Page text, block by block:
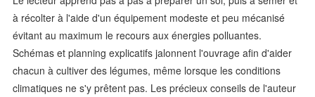
à récolter à l'aide d'un équipement modeste et peu mécanisé
évitant au maximum le recours aux énergies polluantes.
Schémas et planning explicatifs jalonnent l'ouvrage afin d'aider
chacun à cultiver des légumes, même lorsque les conditions
climatiques ne s'y prêtent pas. Les précieux conseils de l'auteur